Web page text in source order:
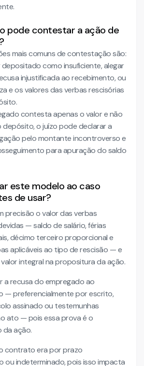
pode contestar a ação de
mais comuns de contestação são:
como insuficiente, alegar
injustificada ao recebimento, ou
e os valores das verbas rescisórias
contesta apenas o valor e não
depósito, o juízo pode declarar a
pelo montante incontroverso e
para apuração do saldo
este modelo ao caso
de usar?
precisão o valor das verbas
— saldo de salário, férias
décimo terceiro proporcional e
aplicáveis ao tipo de rescisão — e
integral na propositura da ação.
a recusa do empregado ao
— preferencialmente por escrito,
assinado ou testemunhas
ato — pois essa prova é o
da ação.
contrato era por prazo
ou indeterminado, pois isso impacta